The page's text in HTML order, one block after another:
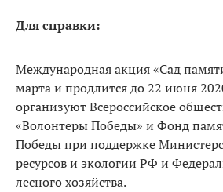
Для справки:
Международная акция «Сад
марта и продлится до 22 июня
организуют Всероссийское
«Волонтеры Победы» и Фонд
Победы при поддержке
ресурсов и экологии РФ и
лесного хозяйства.